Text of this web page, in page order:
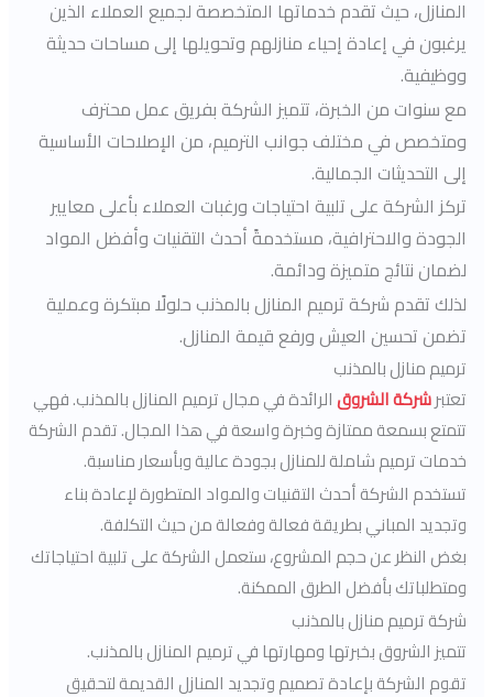
المنازل، حيث تقدم خدماتها المتخصصة لجميع العملاء الذين
يرغبون في إعادة إحياء منازلهم وتحويلها إلى مساحات حديثة
ووظيفية.
مع سنوات من الخبرة، تتميز الشركة بفريق عمل محترف
ومتخصص في مختلف جوانب الترميم، من الإصلاحات الأساسية
إلى التحديثات الجمالية.
تركز الشركة على تلبية احتياجات ورغبات العملاء بأعلى معايير
الجودة والاحترافية، مستخدمةً أحدث التقنيات وأفضل المواد
لضمان نتائج متميزة ودائمة.
لذلك تقدم شركة ترميم المنازل بالمذنب حلولًا مبتكرة وعملية
تضمن تحسين العيش ورفع قيمة المنازل.
ترميم منازل بالمذنب
تعتبرشركة الشروقالرائدة في مجال ترميم المنازل بالمذنب. فهي
تتمتع بسمعة ممتازة وخبرة واسعة في هذا المجال. تقدم الشركة
خدمات ترميم شاملة للمنازل بجودة عالية وبأسعار مناسبة.
تستخدم الشركة أحدث التقنيات والمواد المتطورة لإعادة بناء
وتجديد المباني بطريقة فعالة وفعالة من حيث التكلفة.
بغض النظر عن حجم المشروع، ستعمل الشركة على تلبية احتياجاتك
ومتطلباتك بأفضل الطرق الممكنة.
شركة ترميم منازل بالمذنب
تتميز الشروق بخبرتها ومهارتها في ترميم المنازل بالمذنب.
تقوم الشركة بإعادة تصميم وتجديد المنازل القديمة لتحقيق
ترميم
منازل
قديمة
بالمذنب